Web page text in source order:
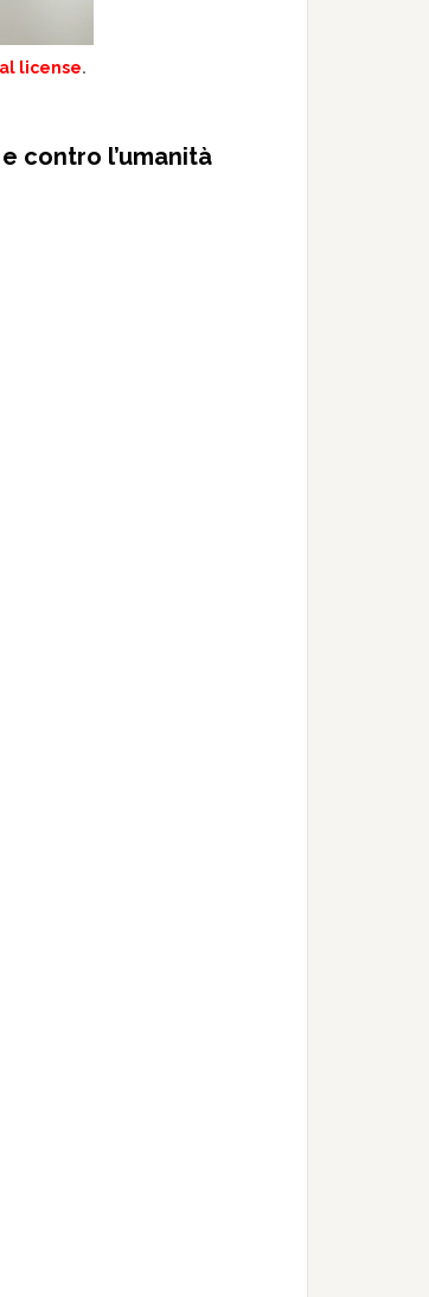
license.
contro l’umanità